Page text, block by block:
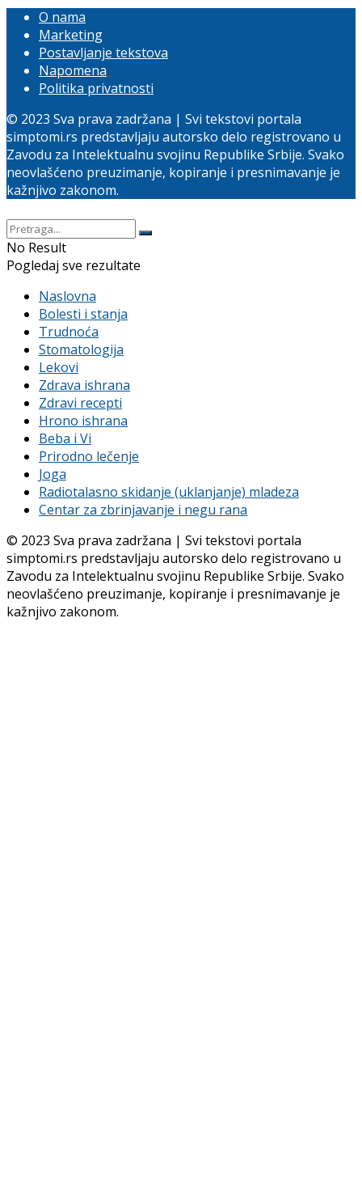
O nama
Marketing
Postavljanje tekstova
Napomena
Politika privatnosti
© 2023 Sva prava zadržana | Svi tekstovi portala
simptomi.rs predstavljaju autorsko delo registrovano u
Zavodu za Intelektualnu svojinu Republike Srbije. Svako
neovlašćeno preuzimanje, kopiranje i presnimavanje je
kažnjivo zakonom.
No Result
Pogledaj sve rezultate
Naslovna
Bolesti i stanja
Trudnoća
Stomatologija
Lekovi
Zdrava ishrana
Zdravi recepti
Hrono ishrana
Beba i Vi
Prirodno lečenje
Joga
Radiotalasno skidanje (uklanjanje) mladeza
Centar za zbrinjavanje i negu rana
© 2023 Sva prava zadržana | Svi tekstovi portala
simptomi.rs predstavljaju autorsko delo registrovano u
Zavodu za Intelektualnu svojinu Republike Srbije. Svako
neovlašćeno preuzimanje, kopiranje i presnimavanje je
kažnjivo zakonom.